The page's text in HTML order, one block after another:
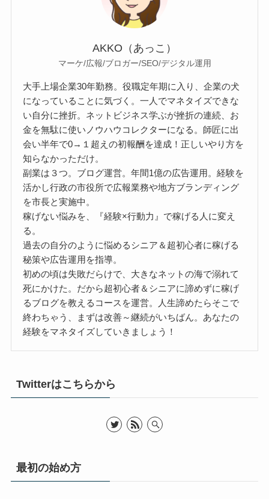
AKKO（あっこ）
マーケ/広報/ブロガー/SEO/デジタル運用
大手上場企業30年勤務。役職定年期に入り、企業の犬
になっていることに気づく。一人でマネタイズできな
い自分に挫折。ネットビジネス学ぶが挫折の連続、お
金を無駄に使いノウハウコレクターになる。師匠に出
会い半年で0→１超えの初報酬を達成！正しいやり方を
知らなかっただけ。
副業は３つ。ブログ運営。年間1億の広告運用。経験を
活かし行政の市役所で広報業務や地方ブランディング
を市長と実施中。
稼げない悩みを、『経験×行動力』で稼げる人に変え
る。
過去の自分のように悩めるシニア＆超初心者に稼げる
秘策や広告運用を指導。
初めの頃は失敗だらけで、大きなネットの海で溺れて
死にかけた。だから超初心者＆シニアに諦めずに稼げ
るブログを教えるコースを運営。人生諦めたらそこで
終わちゃう、まずは改善～継続がいちばん。あなたの
経験をマネタイズしていきましょう！
Twitterはこちらから
最初の始め方